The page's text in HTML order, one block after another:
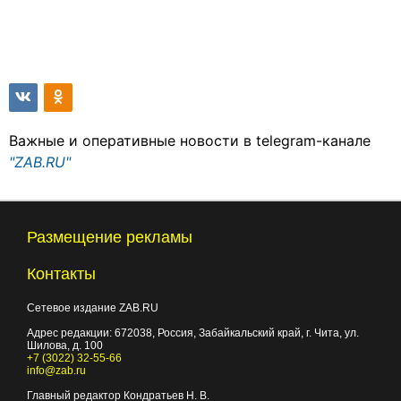
Важные и оперативные новости в telegram-канале
"ZAB.RU"
Размещение рекламы
Контакты
Сетевое издание ZAB.RU
Адрес редакции: 672038 , Россия, Забайкальский край, г. Чита ул.
Шилова, д. 100
+7 (3022) 32-55-66
info@zab.ru
Главный редактор Кондратьев Н. В.